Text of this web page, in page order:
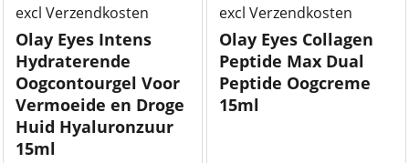
excl Verzendkosten
Olay Eyes Intens
Hydraterende
Oogcontourgel Voor
Vermoeide en Droge
Huid Hyaluronzuur
15ml
excl Verzendkosten
Olay Eyes Collagen
Peptide Max Dual
Peptide Oogcreme
15ml